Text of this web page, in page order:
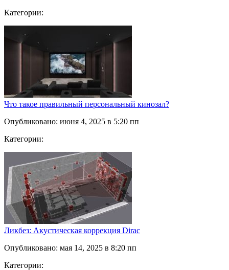
Категории:
Что такое правильный персональный кинозал?
Опубликовано: июня 4, 2025 в 5:20 пп
Категории:
Ликбез: Акустическая коррекция Dirac
Опубликовано: мая 14, 2025 в 8:20 пп
Категории: